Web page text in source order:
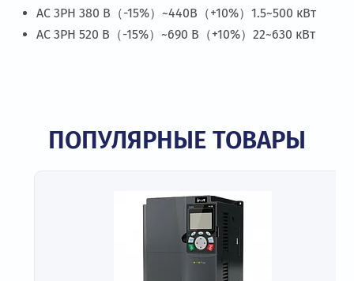
AC 3PH 380 В（-15%）~440В（+10%）1.5~500 кВт
AC 3PH 520 В（-15%）~690 В（+10%）22~630 кВт
ПОПУЛЯРНЫЕ ТОВАРЫ